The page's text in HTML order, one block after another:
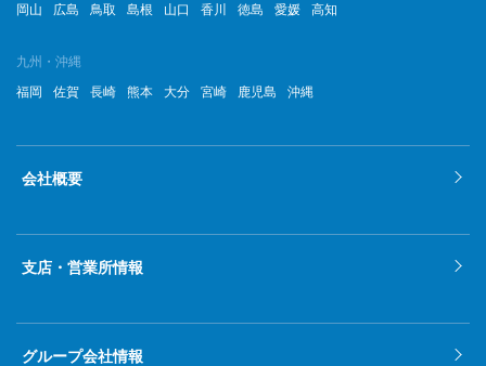
岡山
広島 鳥取 島根 山口 香川 徳島 愛媛 高知
九州・沖縄
福岡
佐賀 長崎 熊本 大分 宮崎 鹿児島 沖縄
会社概要
支店・営業所情報
グループ会社情報